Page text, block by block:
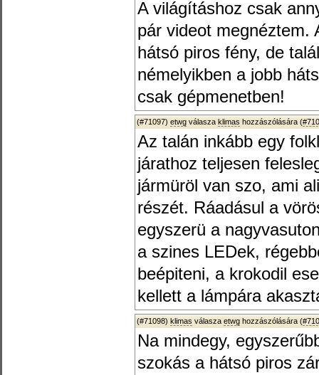
A világításhoz csak
pár videot megnéztem.
hátsó piros fény, de
némelyikben a jobb
csak gépmenetben!
(#71097) etwg válasza klimas hozzászólására (
Az talán inkább egy
járathoz teljesen
jármüröl van szo, ami
részét. Ráadásul a
egyszerü a
a szines LEDek,
beépiteni, a krokodil
kellett a lámpára
(#71098) klimas válasza etwg hozzászólására (
Na mindegy,
szokás a hátsó piros